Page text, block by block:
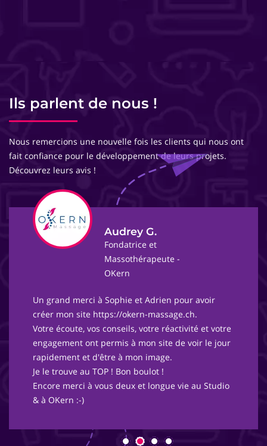
Ils parlent de nous !
Nous remercions une nouvelle fois les clients qui nous ont
fait confiance pour le développement de leurs projets.
Découvrez leurs avis !
Audrey G.
Fondatrice et
Massothérapeute -
OKern
Un grand merci à Sophie et Adrien pour avoir
créer mon site https://okern-massage.ch.
Votre écoute, vos conseils, votre réactivité et votre
engagement ont permis à mon site de voir le jour
rapidement et d'être à mon image.
Je le trouve au TOP ! Bon boulot !
Encore merci à vous deux et longue vie au Studio
& à OKern :-)